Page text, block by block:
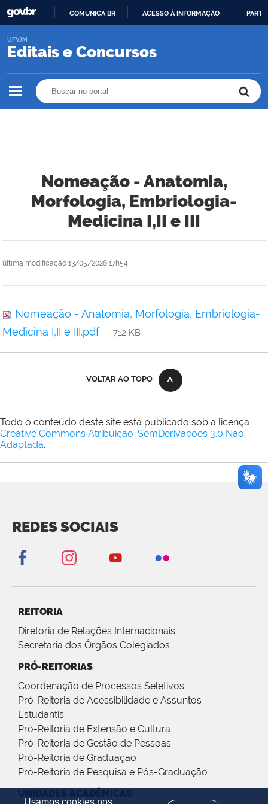
Usamos cookies nos
O
COMUNICA BR ACESSO À INFORMAÇÃO
Editais e Concursos
UFVJM
Nomeação - Anatomia,
Morfologia, Embriologia-
Medicina I,II e III
última modificação 13/05/2026 17h54
Nomeação - Anatomia, Morfologia, Embriologia-
Medicina I,II e III.pdf — 712 KB
VOLTAR AO TOPO
Todo o conteúdo deste site está publicado sob a licença
Creative Commons Atribuição-SemDerivações 3.0 Não
Adaptada.
REDES SOCIAIS
REITORIA
Diretoria de Relações Internacionais
Secretaria dos Órgãos Colegiados
PRÓ-REITORIAS
Coordenação de Processos Seletivos
Pró-Reitoria de Acessibilidade e Assuntos
Estudantis
Pró-Reitoria de Extensão e Cultura
Pró-Reitoria de Gestão de Pessoas
Pró-Reitoria de Graduação
Pró-Reitoria de Pesquisa e Pós-Graduação